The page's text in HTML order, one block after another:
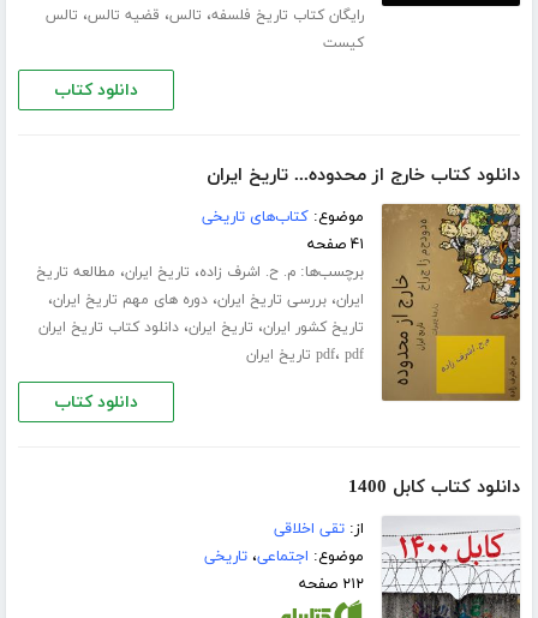
رایگان کتاب تاریخ فلسفه، تالس، قضیه تالس، تالس
کیست
دانلود کتاب
دانلود کتاب خارج از محدوده... تاریخ ایران
موضوع:کتاب‌های تاریخی
۴۱ صفحه
برچسب‌ها:م. ح. اشرف زاده، تاریخ ایران، مطالعه تاریخ
ایران،بررسی تاریخ ایران،دوره های مهم تاریخ ایران،
تاریخ کشور ایران، تاریخ ایران،دانلود کتاب تاریخ ایران
pdf، pdf تاریخ ایران
دانلود کتاب
دانلود کتاب کابل 1400
از:تقی اخلاقی
موضوع: اجتماعی،تاریخی
۲۱۲ صفحه